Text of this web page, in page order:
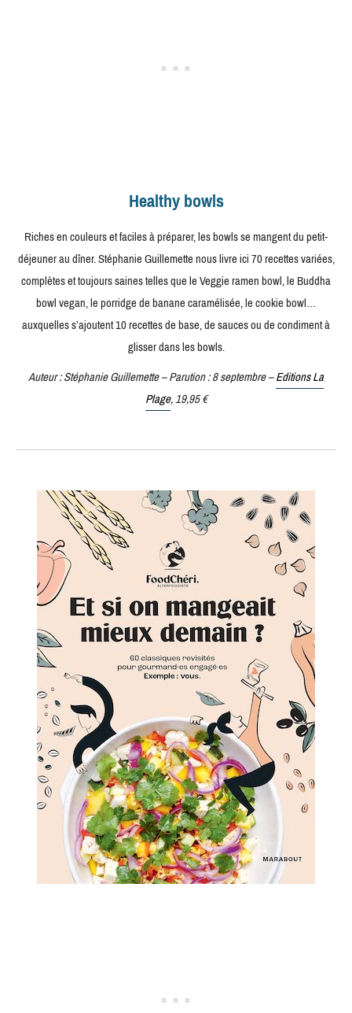
Healthy bowls
Riches en couleurs et faciles à préparer, les bowls se mangent du petit-
déjeuner au dîner. Stéphanie Guillemette nous livre ici 70 recettes variées,
complètes et toujours saines telles que le Veggie ramen bowl, le Buddha
bowl vegan, le porridge de banane caramélisée, le cookie bowl…
auxquelles s’ajoutent 10 recettes de base, de sauces ou de condiment à
glisser dans les bowls.
Auteur : Stéphanie Guillemette – Parution : 8 septembre –Editions La
Plage, 19,95 €